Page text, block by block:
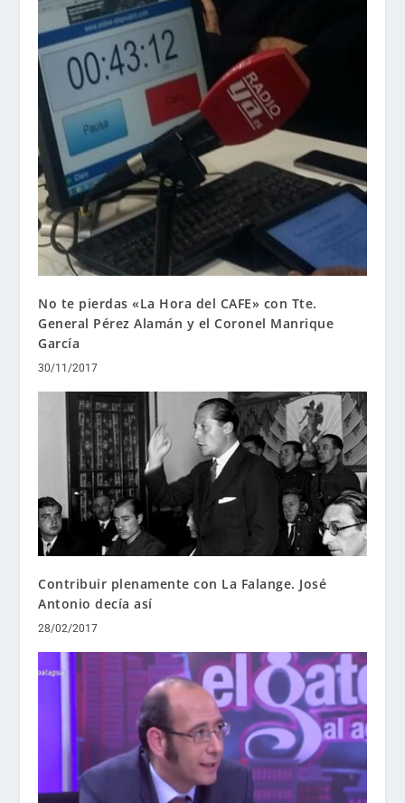
No te pierdas «La Hora del CAFE» con Tte.
General Pérez Alamán y el Coronel Manrique
García
30/11/2017
Contribuir plenamente con La Falange. José
Antonio decía así
28/02/2017